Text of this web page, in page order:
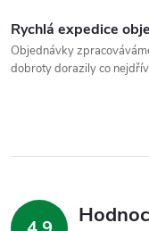
Rychlá expedice
Objednávky
dobroty dorazily co